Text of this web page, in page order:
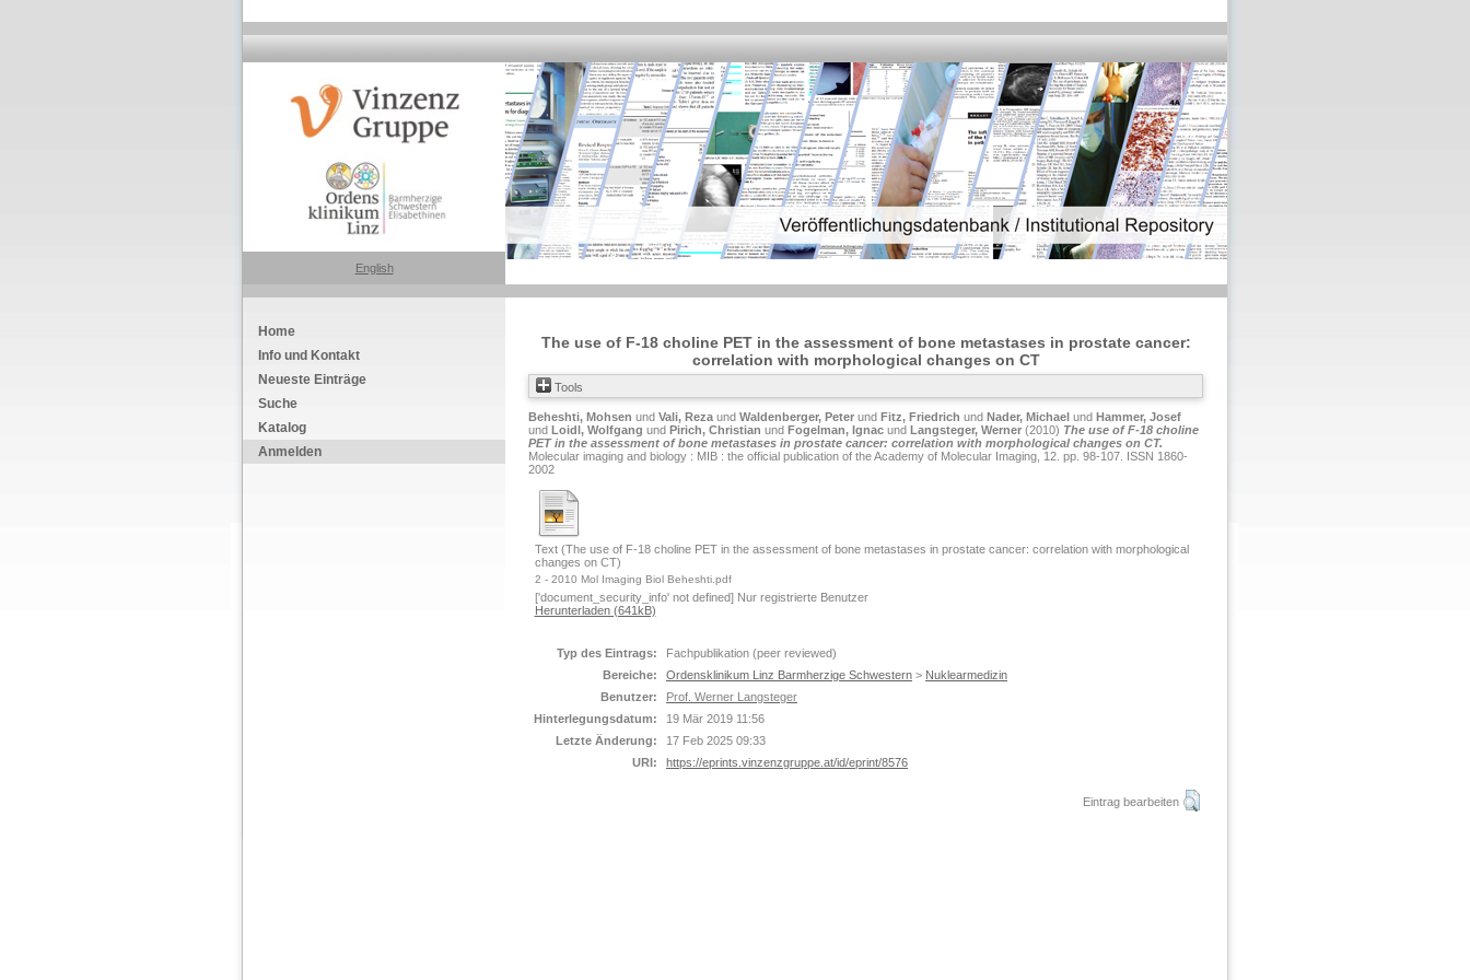
English
Home
Info und Kontakt
Neueste Einträge
Suche
Katalog
Anmelden
The use of F-18 choline PET in the assessment of bone metastases in prostate cancer:
correlation with morphological changes on CT
Tools
Beheshti, Mohsen und Vali, Reza und Waldenberger, Peter und Fitz, Friedrich und Nader, Michael und Hammer, Josef
und Loidl, Wolfgang und Pirich, Christian und Fogelman, Ignac und Langsteger, Werner (2010) The use of F-18 choline
PET in the assessment of bone metastases in prostate cancer: correlation with morphological changes on CT.
Molecular imaging and biology : MIB : the official publication of the Academy of Molecular Imaging, 12. pp. 98-107. ISSN 1860-
2002
Text (The use of F-18 choline PET in the assessment of bone metastases in prostate cancer: correlation with morphological
changes on CT)
2 - 2010 Mol Imaging Biol Beheshti.pdf
['document_security_info' not defined] Nur registrierte Benutzer
Herunterladen (641kB)
Typ des Eintrags:
Fachpublikation (peer reviewed)
Bereiche:
Ordensklinikum Linz Barmherzige Schwestern > Nuklearmedizin
Benutzer:
Prof. Werner Langsteger
Hinterlegungsdatum:
19 Mär 2019 11:56
Letzte Änderung:
17 Feb 2025 09:33
URI:
https://eprints.vinzenzgruppe.at/id/eprint/8576
Eintrag bearbeiten